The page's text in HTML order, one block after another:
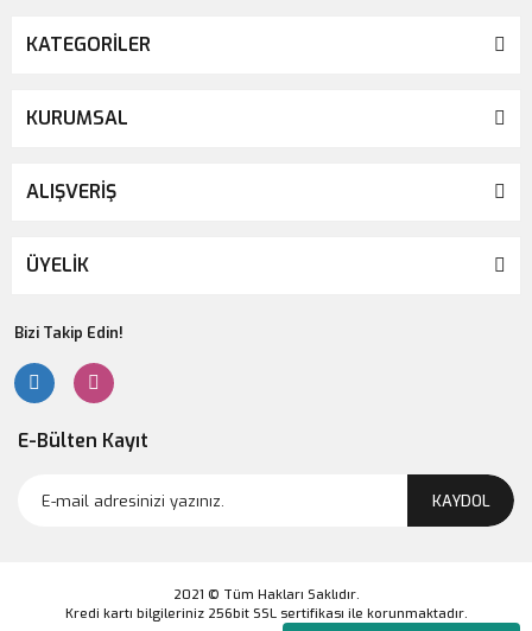
KATEGORİLER
KURUMSAL
ALIŞVERİŞ
ÜYELİK
Bizi Takip Edin!
E-Bülten Kayıt
KAYDOL
2021 © Tüm Hakları Saklıdır.
Kredi kartı bilgileriniz 256bit SSL sertifikası ile korunmaktadır.